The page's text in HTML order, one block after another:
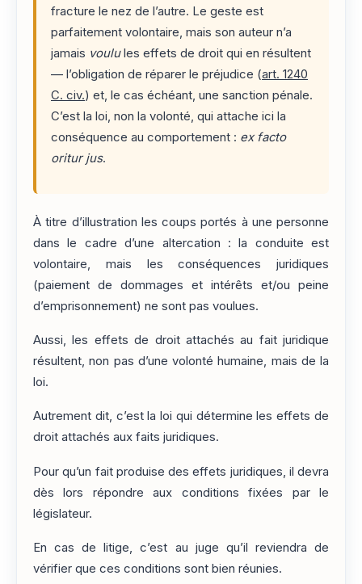
fracture le nez de l’autre. Le geste est
parfaitement volontaire, mais son auteur n’a
jamais voulules effets de droit qui en résultent
— l’obligation de réparer le préjudice (art. 1240
C. civ.) et, le cas échéant, une sanction pénale.
C’est la loi, non la volonté, qui attache ici la
conséquence au comportement : ex facto
oritur jus.
À titre d’illustration les coups portés à une personne
dans le cadre d’une altercation : la conduite est
volontaire, mais les conséquences juridiques
(paiement de dommages et intérêts et/ou peine
d’emprisonnement) ne sont pas voulues.
Aussi, les effets de droit attachés au fait juridique
résultent, non pas d’une volonté humaine, mais de la
loi.
Autrement dit, c’est la loi qui détermine les effets de
droit attachés aux faits juridiques.
Pour qu’un fait produise des effets juridiques, il devra
dès lors répondre aux conditions fixées par le
législateur.
En cas de litige, c’est au juge qu’il reviendra de
vérifier que ces conditions sont bien réunies.